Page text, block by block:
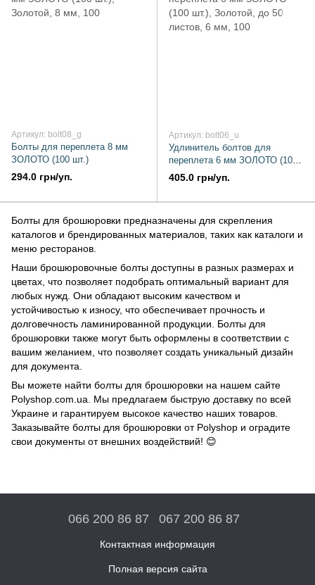
Артикул: bolt08_g
Болты для переплета 8 мм
ЗОЛОТО (100 шт.)
294.0 грн/уп.
Артикул: bolt06_u
Удлинитель болтов для
переплета 6 мм ЗОЛОТО (100
шт.)
405.0 грн/уп.
Болты для брошюровки предназначены для скрепления
каталогов и брендированных материалов, таких как каталоги и
меню ресторанов.
Наши брошюровочные болты доступны в разных размерах и
цветах, что позволяет подобрать оптимальный вариант для
любых нужд. Они обладают высоким качеством и
устойчивостью к износу, что обеспечивает прочность и
долговечность ламинированной продукции. Болты для
брошюровки также могут быть оформлены в соответствии с
вашим желанием, что позволяет создать уникальный дизайн
для документа.
Вы можете найти болты для брошюровки на нашем сайте
Polyshop.com.ua. Мы предлагаем быструю доставку по всей
Украине и гарантируем высокое качество наших товаров.
Заказывайте болты для брошюровки от Polyshop и оградите
свои документы от внешних воздействий! 😊
066 200 86 87 067 200 86 87
Контактная информация
Полная версия сайта